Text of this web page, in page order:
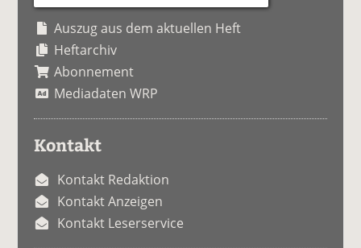
Auszug aus dem aktuellen Heft
Heftarchiv
Abonnement
Mediadaten WRP
Kontakt
Kontakt Redaktion
Kontakt Anzeigen
Kontakt Leserservice